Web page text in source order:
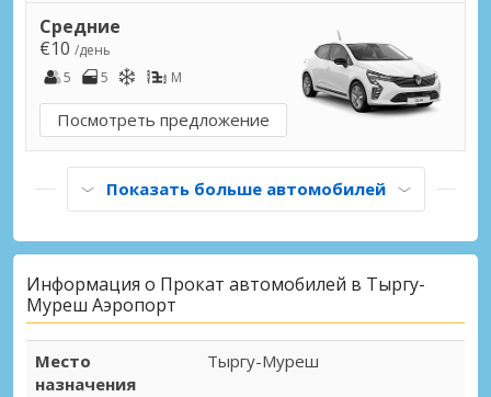
Средние
€10 /день
5
5 M
Посмотреть предложение
Показать больше автомобилей
Информация о Прокат автомобилей в Тыргу-
Муреш Аэропорт
Место
назначения
Тыргу-Муреш